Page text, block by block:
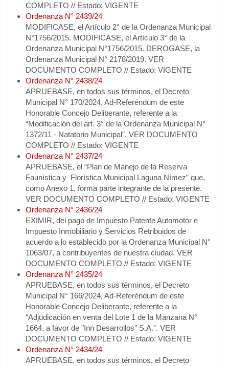
COMPLETO // Estado: VIGENTE
Ordenanza N° 2439/24
MODIFICASE, el Artículo 2° de la Ordenanza Municipal
N°1756/2015. MODIFICASE, el Artículo 3° de la
Ordenanza Municipal N°1756/2015. DEROGASE, la
Ordenanza Municipal N° 2178/2019. VER
DOCUMENTO COMPLETO // Estado: VIGENTE
Ordenanza N° 2438/24
APRUEBASE, en todos sus términos, el Decreto
Municipal N° 170/2024, Ad-Referéndum de este
Honorable Concejo Deliberante, referente a la
“Modificación del art. 3° de la Ordenanza Municipal N°
1372/11 - Natatorio Municipal”. VER DOCUMENTO
COMPLETO // Estado: VIGENTE
Ordenanza N° 2437/24
APRUEBASE, el “Plan de Manejo de la Reserva
Faunística y Florística Municipal Laguna Nímez” que,
como Anexo 1, forma parte integrante de la presente.
VER DOCUMENTO COMPLETO // Estado: VIGENTE
Ordenanza N° 2436/24
EXIMIR, del pago de Impuesto Patente Automotor e
Impuesto Inmobiliario y Servicios Retribuidos de
acuerdo a lo establecido por la Ordenanza Municipal N°
1063/07, a contribuyentes de nuestra ciudad. VER
DOCUMENTO COMPLETO // Estado: VIGENTE
Ordenanza N° 2435/24
APRUEBASE, en todos sus términos, el Decreto
Municipal N° 166/2024, Ad-Referéndum de este
Honorable Concejo Deliberante, referente a la
“Adjudicación en venta del Lote 1 de la Manzana N°
1664, a favor de "Inn Desarrollos" S.A.”. VER
DOCUMENTO COMPLETO // Estado: VIGENTE
Ordenanza N° 2434/24
APRUEBASE, en todos sus términos, el Decreto